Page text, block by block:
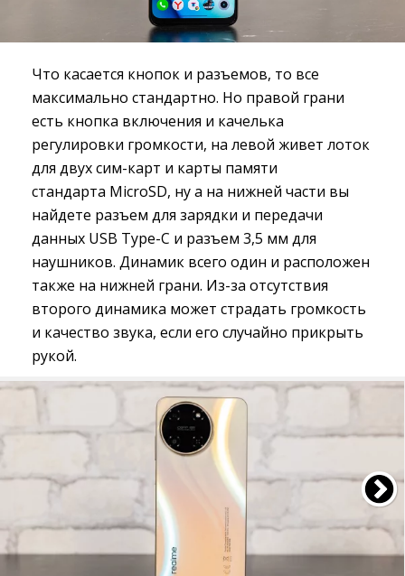
Что касается кнопок и разъемов, то все
максимально стандартно. Но правой грани
есть кнопка включения и качелька
регулировки громкости, на левой живет лоток
для двух сим-карт и карты памяти
стандарта MicroSD, ну а на нижней части вы
найдете разъем для зарядки и передачи
данных USB Type-C и разъем 3,5 мм для
наушников. Динамик всего один и расположен
также на нижней грани. Из-за отсутствия
второго динамика может страдать громкость
и качество звука, если его случайно прикрыть
рукой.